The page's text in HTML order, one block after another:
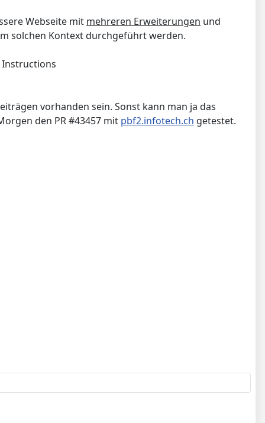
Webseite mit mehreren Erweiterungen und
solchen Kontext durchgeführt werden.
Instructions
vorhanden sein. Sonst kann man ja das
den PR #43457 mit pbf2.infotech.ch getestet.